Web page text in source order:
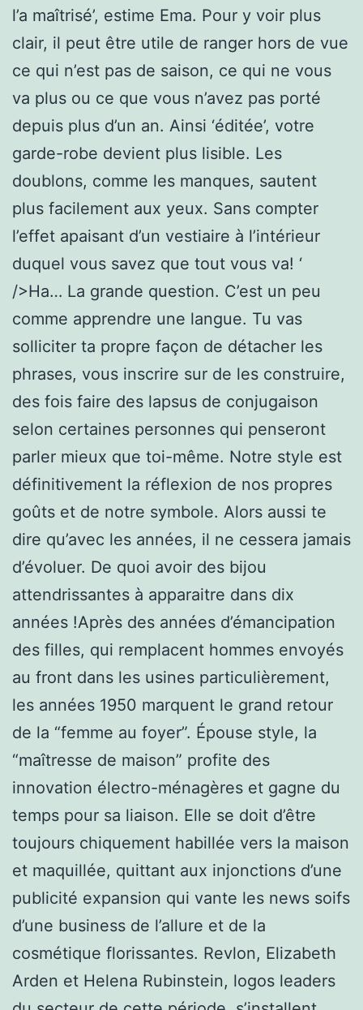
l’a maîtrisé’, estime Ema. Pour y voir plus
clair, il peut être utile de ranger hors de vue
ce qui n’est pas de saison, ce qui ne vous
va plus ou ce que vous n’avez pas porté
depuis plus d’un an. Ainsi ‘éditée’, votre
garde-robe devient plus lisible. Les
doublons, comme les manques, sautent
plus facilement aux yeux. Sans compter
l’effet apaisant d’un vestiaire à l’intérieur
duquel vous savez que tout vous va! ‘
/>Ha… La grande question. C’est un peu
comme apprendre une langue. Tu vas
solliciter ta propre façon de détacher les
phrases, vous inscrire sur de les construire,
des fois faire des lapsus de conjugaison
selon certaines personnes qui penseront
parler mieux que toi-même. Notre style est
définitivement la réflexion de nos propres
goûts et de notre symbole. Alors aussi te
dire qu’avec les années, il ne cessera jamais
d’évoluer. De quoi avoir des bijou
attendrissantes à apparaitre dans dix
années !Après des années d’émancipation
des filles, qui remplacent hommes envoyés
au front dans les usines particulièrement,
les années 1950 marquent le grand retour
de la “femme au foyer”. Épouse style, la
“maîtresse de maison” profite des
innovation électro-ménagères et gagne du
temps pour sa liaison. Elle se doit d’être
toujours chiquement habillée vers la maison
et maquillée, quittant aux injonctions d’une
publicité expansion qui vante les news soifs
d’une business de l’allure et de la
cosmétique florissantes. Revlon, Elizabeth
Arden et Helena Rubinstein, logos leaders